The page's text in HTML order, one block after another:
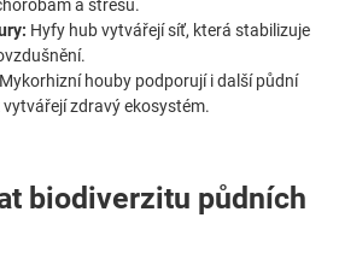
a stresu.
Hyfy hub vytvářejí síť, která stabilizuje
Mykorhizní houby podporují i další půdní
zdravý ekosystém.
biodiverzitu půdních